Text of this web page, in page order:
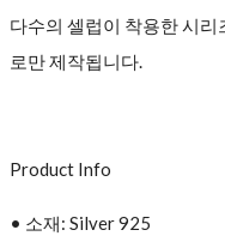
다수의 셀럽이 착용한 시리
로만 제작됩니다.
Product Info
• 소재: Silver 925